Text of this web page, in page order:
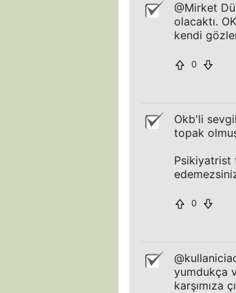
@Mirket
olacaktı.
kendi
0
Okb'li
topak
Psikiyatrist
0
yumdukça
karşımıza